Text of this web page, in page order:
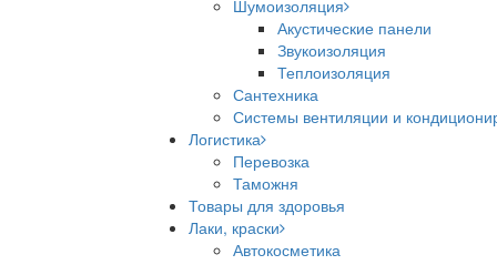
Шумоизоляция
Акустические панели
Звукоизоляция
Теплоизоляция
Сантехника
Системы вентиляции и
Логистика
Перевозка
Таможня
Товары для здоровья
Лаки, краски
Автокосметика